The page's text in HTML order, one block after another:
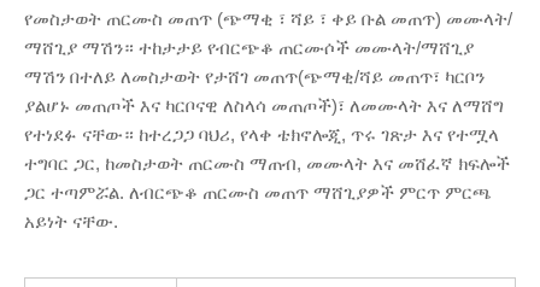
የመስታወት ጠርሙስ መጠጥ (ጭማቂ ፣ ሻይ ፣ ቀይ ቡል መጠጥ) መሙላት/
ማሸጊያ ማሽን። ተከታታይ የብርጭቆ ጠርሙሶች መሙላት/ማሸጊያ
ማሽን በተለይ ለመስታወት የታሸገ መጠጥ(ጭማቂ/ሻይ መጠጥ፣ ካርቦን
ያልሆኑ መጠጦች እና ካርቦናዊ ለስላሳ መጠጦች)፣ ለመሙላት እና ለማሸግ
የተነደፉ ናቸው። ከተረጋጋ ባህሪ, የላቀ ቴክኖሎጂ, ጥሩ ገጽታ እና የተሟላ
ተግባር ጋር, ከመስታወት ጠርሙስ ማጠብ, መሙላት እና መሸፈኛ ክፍሎች
ጋር ተጣምሯል. ለብርጭቆ ጠርሙስ መጠጥ ማሸጊያዎች ምርጥ ምርጫ
አይነት ናቸው.